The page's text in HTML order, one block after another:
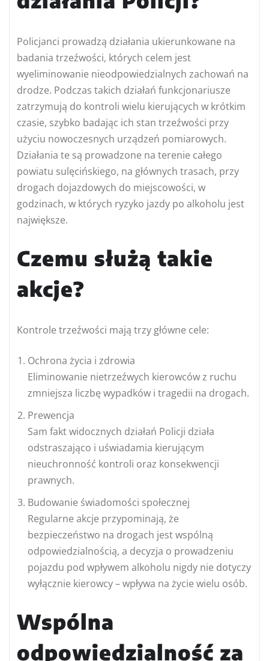
Policjanci prowadzą działania ukierunkowane na
badania trzeźwości, których celem jest
wyeliminowanie nieodpowiedzialnych zachowań na
drodze. Podczas takich działań funkcjonariusze
zatrzymują do kontroli wielu kierujących w krótkim
czasie, szybko badając ich stan trzeźwości przy
użyciu nowoczesnych urządzeń pomiarowych.
Działania te są prowadzone na terenie całego
powiatu sulęcińskiego, na głównych trasach, przy
drogach dojazdowych do miejscowości, w
godzinach, w których ryzyko jazdy po alkoholu jest
największe.
Czemu służą takie
akcje?
Kontrole trzeźwości mają trzy główne cele:
Ochrona życia i zdrowia
Eliminowanie nietrzeźwych kierowców z ruchu
zmniejsza liczbę wypadków i tragedii na drogach.
Prewencja
Sam fakt widocznych działań Policji działa
odstraszająco i uświadamia kierującym
nieuchronność kontroli oraz konsekwencji
prawnych.
Budowanie świadomości społecznej
Regularne akcje przypominają, że
bezpieczeństwo na drogach jest wspólną
odpowiedzialnością, a decyzja o prowadzeniu
pojazdu pod wpływem alkoholu nigdy nie dotyczy
wyłącznie kierowcy – wpływa na życie wielu osób.
Wspólna
odpowiedzialność za